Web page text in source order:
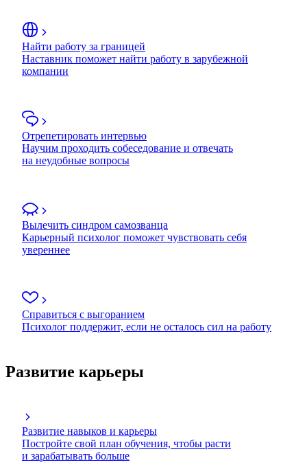
Найти работу за границей
Наставник поможет найти работу в зарубежной
компании
Отрепетировать интервью
Научим проходить собеседование и отвечать
на неудобные вопросы
Вылечить синдром самозванца
Карьерный психолог поможет чувствовать себя
увереннее
Справиться с выгоранием
Психолог поддержит, если не осталось сил на работу
Развитие карьеры
Развитие навыков и карьеры
Постройте свой план обучения, чтобы расти
и зарабатывать больше